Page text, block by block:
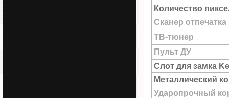
Количество
Сканер
ТВ-тюнер
Пульт ДУ
Слот для замка
Металлический
Ударопрочный